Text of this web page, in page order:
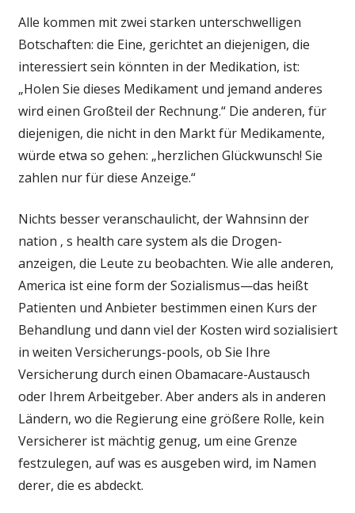
Alle kommen mit zwei starken unterschwelligen
Botschaften: die Eine, gerichtet an diejenigen, die
interessiert sein könnten in der Medikation, ist:
„Holen Sie dieses Medikament und jemand anderes
wird einen Großteil der Rechnung.“ Die anderen, für
diejenigen, die nicht in den Markt für Medikamente,
würde etwa so gehen: „herzlichen Glückwunsch! Sie
zahlen nur für diese Anzeige.“
Nichts besser veranschaulicht, der Wahnsinn der
nation ‚ s health care system als die Drogen-
anzeigen, die Leute zu beobachten. Wie alle anderen,
America ist eine form der Sozialismus—das heißt
Patienten und Anbieter bestimmen einen Kurs der
Behandlung und dann viel der Kosten wird sozialisiert
in weiten Versicherungs-pools, ob Sie Ihre
Versicherung durch einen Obamacare-Austausch
oder Ihrem Arbeitgeber. Aber anders als in anderen
Ländern, wo die Regierung eine größere Rolle, kein
Versicherer ist mächtig genug, um eine Grenze
festzulegen, auf was es ausgeben wird, im Namen
derer, die es abdeckt.